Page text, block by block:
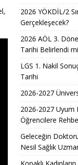
2026 YÖKDİL/2
Gerçekleşecek?
2026 AÖL 3.
Tarihi Belirlendi
LGS 1. Nakil
Tarihi
2026-2027
2026-2027 Uyum
Öğrencilere
Geleceğin
Nesil Sağlık